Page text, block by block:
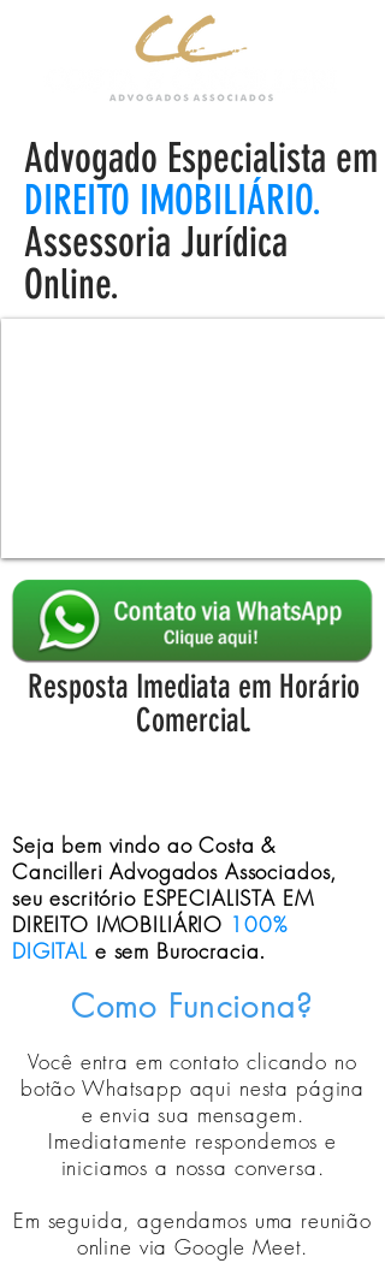
Advogado Especialista em
DIREITO IMOBILIÁRIO.
Assessoria Jurídica
Online.
Resposta Imediata em Horário
Comercial.
Seja bem vindo ao Costa &
Cancilleri Advogados Associados,
seu escritório ESPECIALISTA EM
DIREITO IMOBILIÁRIO 100%
DIGITALe sem Burocracia.
Como Funciona?
Você entra em contato clicando no
botão Whatsapp aqui nesta página
e envia sua mensagem.
Imediatamente respondemos e
iniciamos a nossa conversa.
Em seguida, agendamos uma reunião
online via Google Meet.